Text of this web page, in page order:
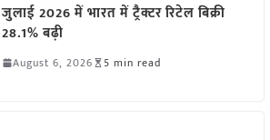
जुलाई 2026 में भारत में ट्रैक्टर रिटेल बिक्री
28.1% बढ़ी
August 6, 2026 5 min read